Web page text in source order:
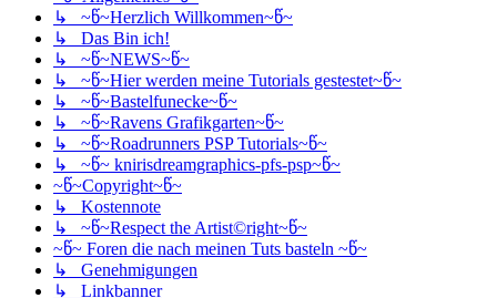
↳ ~წ~Herzlich Willkommen~წ~
↳ Das Bin ich!
↳ ~წ~NEWS~წ~
↳ ~წ~Hier werden meine Tutorials gestestet~წ~
↳ ~წ~Bastelfunecke~წ~
↳ ~წ~Ravens Grafikgarten~წ~
↳ ~წ~Roadrunners PSP Tutorials~წ~
↳ ~წ~ knirisdreamgraphics-pfs-psp~წ~
~წ~Copyright~წ~
↳ Kostennote
↳ ~წ~Respect the Artist©right~წ~
~წ~ Foren die nach meinen Tuts basteln ~წ~
↳ Genehmigungen
↳ Linkbanner